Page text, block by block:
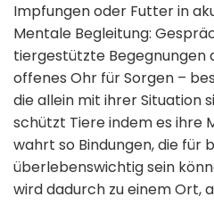
Impfungen oder Futter in
Mentale Begleitung:
tiergestützte Begegnungen
offenes Ohr für Sorgen –
die allein mit ihrer Situation
schützt Tiere indem es ihre
wahrt so Bindungen, die für
überlebenswichtig sein
wird dadurch zu einem Ort,